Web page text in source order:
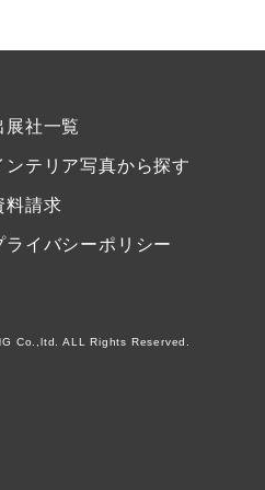
展社一覧
ンテリア写真から探す
料請求
ライバシーポリシー
Co.,ltd. ALL Rights Reserved.